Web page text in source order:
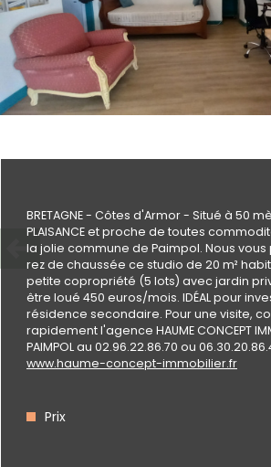
la
copropriété
le quartier
Bilan
énergétique
BRETAGNE - Côtes d'Armor - Situé à 50
PLAISANCE et proche de toutes
la jolie commune de Paimpol. Nous
rez de chaussée ce studio de 20 m²
petite copropriété (5 lots) avec jardin
être loué 450 euros/mois. IDÉAL pour
résidence secondaire. Pour une visite,
rapidement l'agence HAUME CONCEPT
PAIMPOL au 02.96.22.86.70 ou
www.haume-concept-immobilier.fr
Prix